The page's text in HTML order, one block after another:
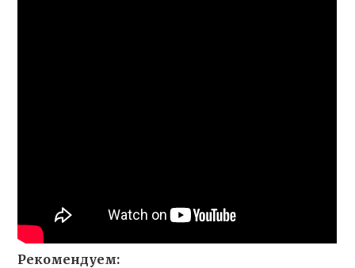
Рекомендуем: